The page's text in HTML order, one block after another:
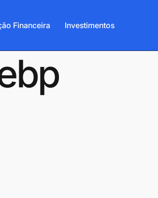
Financeira Investimentos